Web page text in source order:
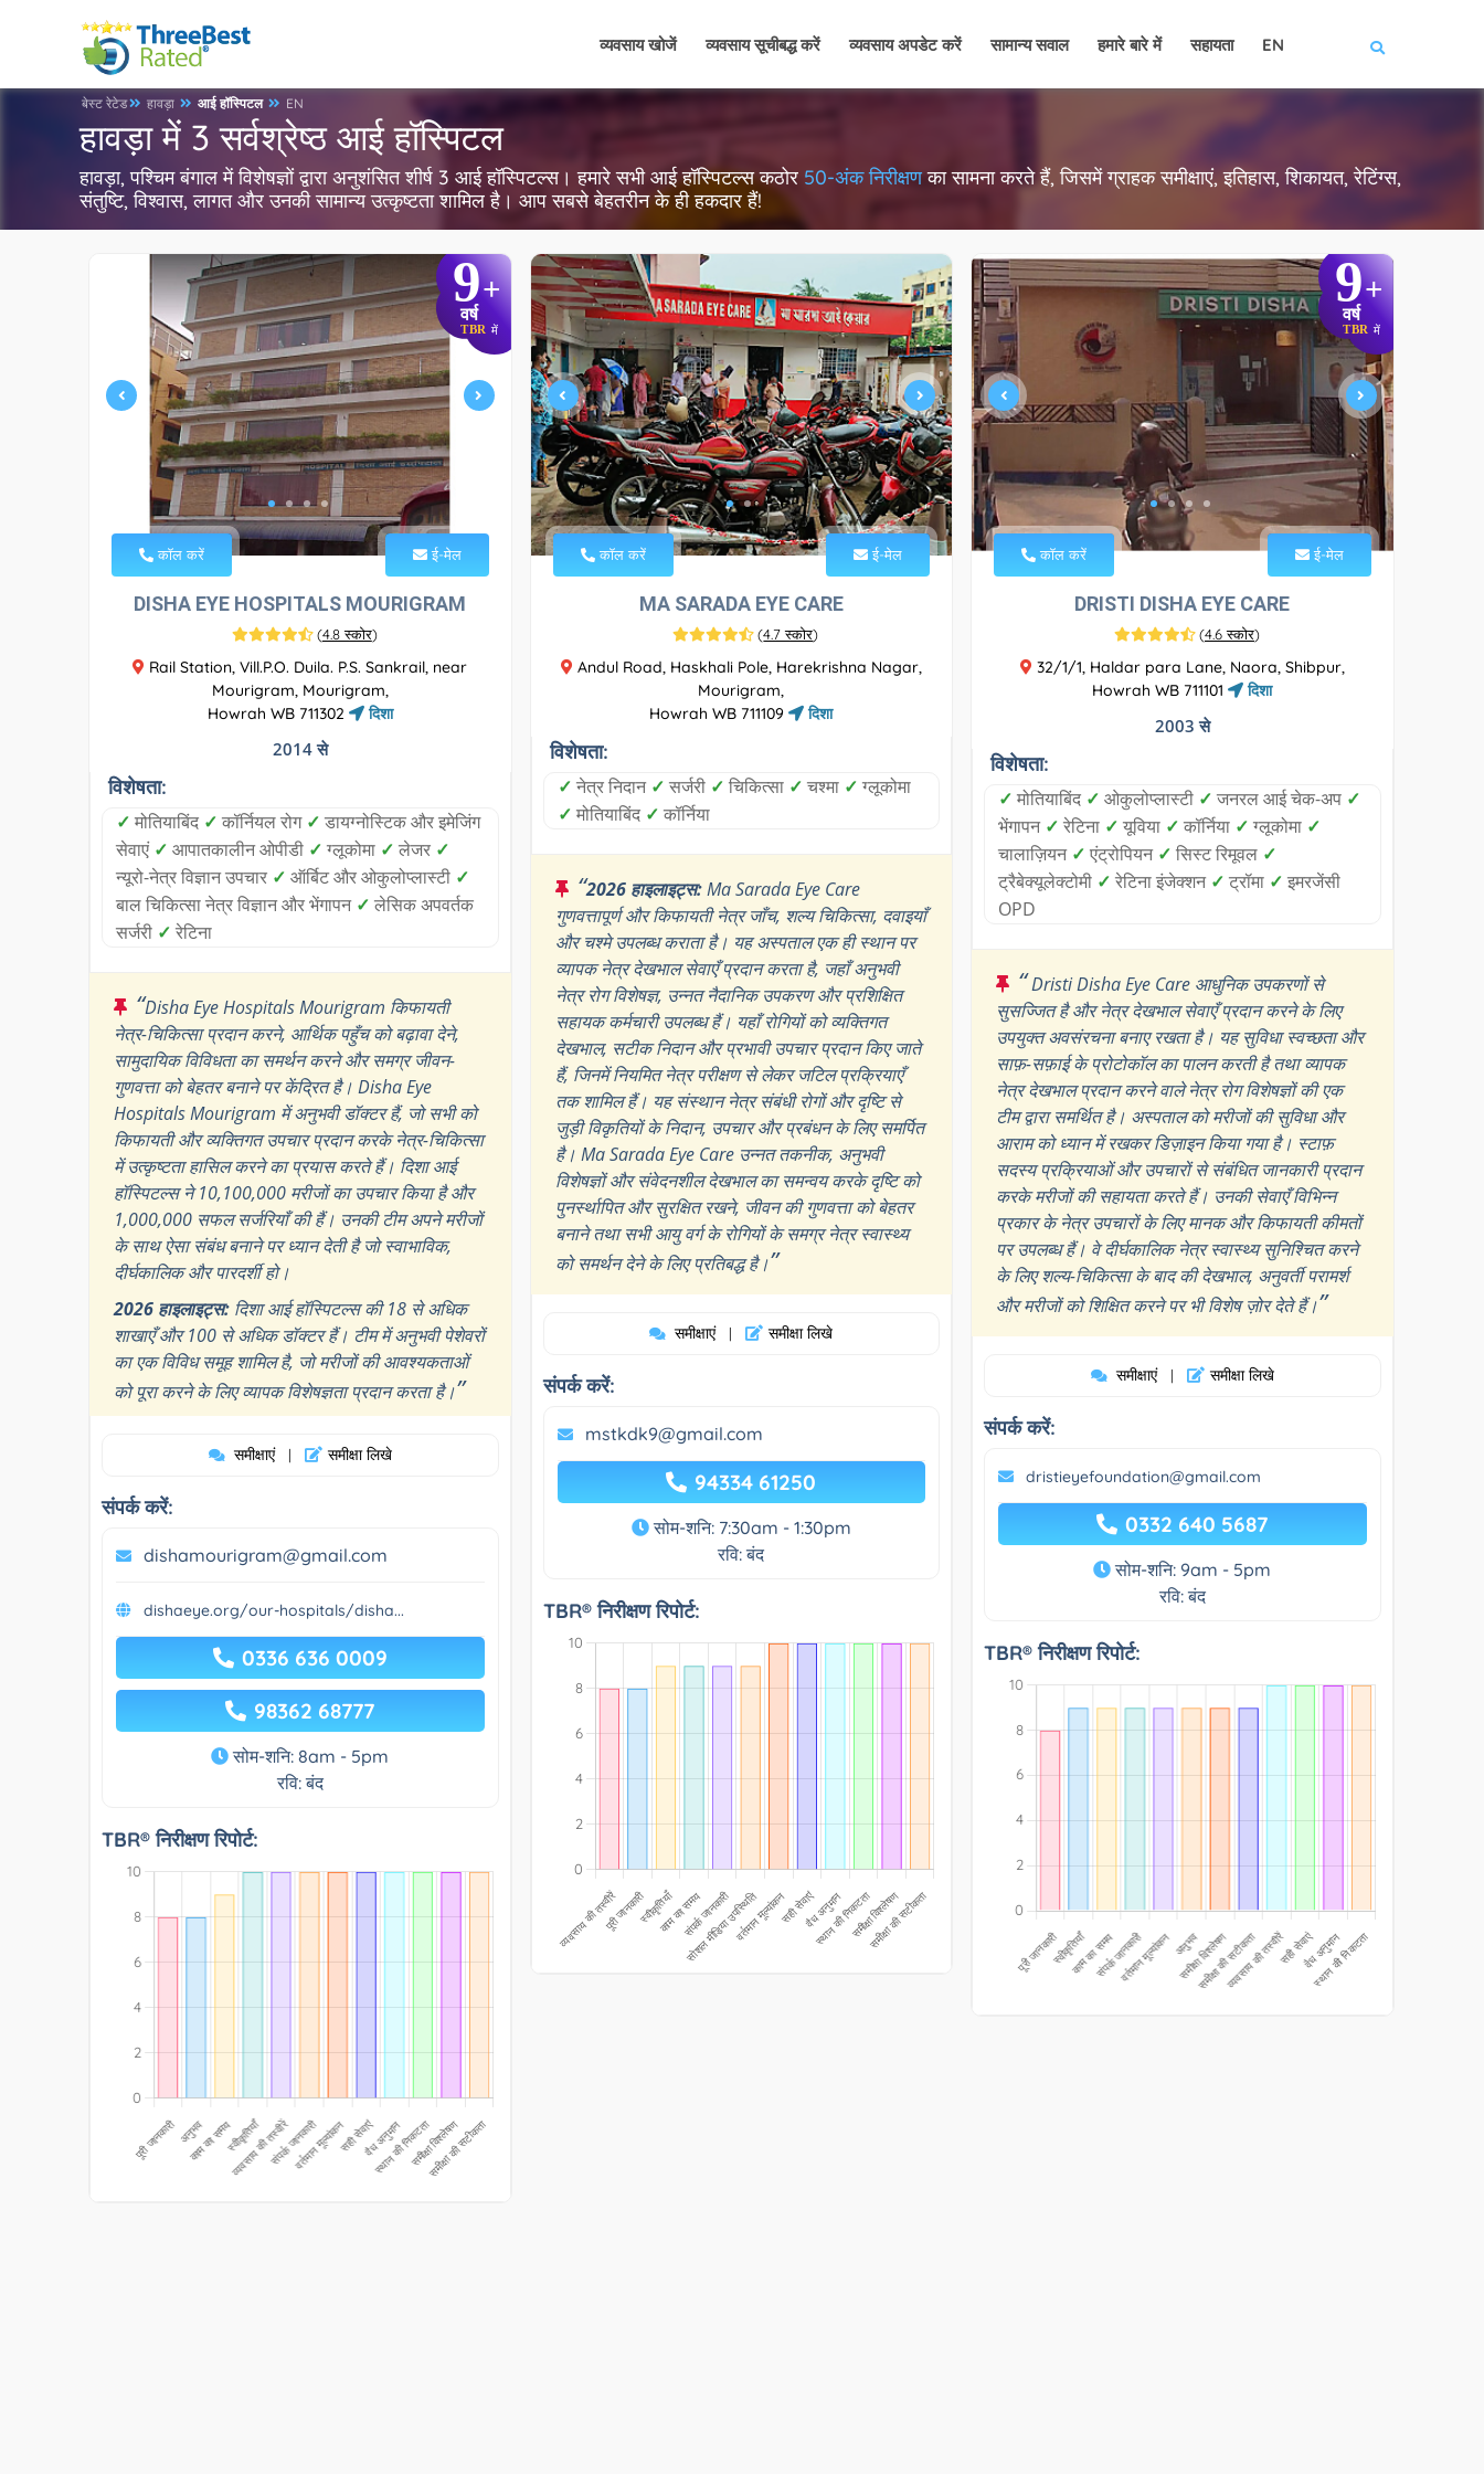
व्यवसाय खोजें व्यवसाय सूचीबद्ध करें व्यवसाय अपडेट करें सामान्य सवाल हमारे बारे में सहायता EN
बेस्ट रेटेड हावड़ा आई हॉस्पिटल EN
हावड़ा में 3 सर्वश्रेष्ठ आई हॉस्पिटल
हावड़ा, पश्चिम बंगाल में विशेषज्ञों द्वारा अनुशंसित शीर्ष 3 आई हॉस्पिटल्स। हमारे सभी आई हॉस्पिटल्स कठोर 50-अंक निरीक्षणका सामना करते हैं, जिसमें ग्राहक समीक्षाएं, इतिहास, शिकायत, रेटिंग्स,
संतुष्टि, विश्वास, लागत और उनकी सामान्य उत्कृष्टता शामिल है। आप सबसे बेहतरीन के ही हकदार हैं!
9+
वर्ष
TBR में
कॉल करें ई-मेल
DISHA EYE HOSPITALS MOURIGRAM
(4.8 स्कोर)
Rail Station, Vill.P.O. Duila. P.S. Sankrail, near
Mourigram, Mourigram,
Howrah WB 711302
दिशा
2014 से
विशेषता:
✓ मोतियाबिंद ✓ कॉर्नियल रोग ✓ डायग्नोस्टिक और इमेजिंग
सेवाएं ✓ आपातकालीन ओपीडी ✓ ग्लूकोमा ✓ लेजर ✓
न्यूरो-नेत्र विज्ञान उपचार ✓ ऑर्बिट और ओकुलोप्लास्टी ✓
बाल चिकित्सा नेत्र विज्ञान और भेंगापन ✓ लेसिक अपवर्तक
सर्जरी ✓ रेटिना
“Disha Eye Hospitals Mourigram किफायती
नेत्र-चिकित्सा प्रदान करने, आर्थिक पहुँच को बढ़ावा देने,
सामुदायिक विविधता का समर्थन करने और समग्र जीवन-
गुणवत्ता को बेहतर बनाने पर केंद्रित है। Disha Eye
Hospitals Mourigram में अनुभवी डॉक्टर हैं, जो सभी को
किफायती और व्यक्तिगत उपचार प्रदान करके नेत्र-चिकित्सा
में उत्कृष्टता हासिल करने का प्रयास करते हैं। दिशा आई
हॉस्पिटल्स ने 10,100,000 मरीजों का उपचार किया है और
1,000,000 सफल सर्जरियाँ की हैं। उनकी टीम अपने मरीजों
के साथ ऐसा संबंध बनाने पर ध्यान देती है जो स्वाभाविक,
दीर्घकालिक और पारदर्शी हो।
2026 हाइलाइट्स: दिशा आई हॉस्पिटल्स की 18 से अधिक
शाखाएँ और 100 से अधिक डॉक्टर हैं। टीम में अनुभवी पेशेवरों
का एक विविध समूह शामिल है, जो मरीजों की आवश्यकताओं
को पूरा करने के लिए व्यापक विशेषज्ञता प्रदान करता है।”
समीक्षाएं | समीक्षा लिखे
संपर्क करें:
dishamourigram@gmail.com
dishaeye.org/our-hospitals/disha...
0336 636 0009
98362 68777
सोम-शनि: 8am - 5pm
रवि: बंद
TBR® निरीक्षण रिपोर्ट:
कॉल करें ई-मेल
MA SARADA EYE CARE
(4.7 स्कोर)
Andul Road, Haskhali Pole, Harekrishna Nagar,
Mourigram,
Howrah WB 711109
दिशा
विशेषता:
✓ नेत्र निदान ✓ सर्जरी ✓ चिकित्सा ✓ चश्मा ✓ ग्लूकोमा
✓ मोतियाबिंद ✓ कॉर्निया
“2026 हाइलाइट्स:Ma Sarada Eye Care
गुणवत्तापूर्ण और किफायती नेत्र जाँच, शल्य चिकित्सा, दवाइयाँ
और चश्मे उपलब्ध कराता है। यह अस्पताल एक ही स्थान पर
व्यापक नेत्र देखभाल सेवाएँ प्रदान करता है, जहाँ अनुभवी
नेत्र रोग विशेषज्ञ, उन्नत नैदानिक उपकरण और प्रशिक्षित
सहायक कर्मचारी उपलब्ध हैं। यहाँ रोगियों को व्यक्तिगत
देखभाल, सटीक निदान और प्रभावी उपचार प्रदान किए जाते
हैं, जिनमें नियमित नेत्र परीक्षण से लेकर जटिल प्रक्रियाएँ
तक शामिल हैं। यह संस्थान नेत्र संबंधी रोगों और दृष्टि से
जुड़ी विकृतियों के निदान, उपचार और प्रबंधन के लिए समर्पित
है। Ma Sarada Eye Care उन्नत तकनीक, अनुभवी
विशेषज्ञों और संवेदनशील देखभाल का समन्वय करके दृष्टि को
पुनर्स्थापित और सुरक्षित रखने, जीवन की गुणवत्ता को बेहतर
बनाने तथा सभी आयु वर्ग के रोगियों के समग्र नेत्र स्वास्थ्य
को समर्थन देने के लिए प्रतिबद्ध है।”
समीक्षाएं | समीक्षा लिखे
संपर्क करें:
mstkdk9@gmail.com
94334 61250
सोम-शनि: 7:30am - 1:30pm
रवि: बंद
TBR® निरीक्षण रिपोर्ट:
9+
वर्ष
TBR में
कॉल करें ई-मेल
DRISTI DISHA EYE CARE
(4.6 स्कोर)
32/1/1, Haldar para Lane, Naora, Shibpur,
Howrah WB 711101
दिशा
2003 से
विशेषता:
✓ मोतियाबिंद ✓ ओकुलोप्लास्टी ✓ जनरल आई चेक-अप ✓
भेंगापन ✓ रेटिना ✓ यूविया ✓ कॉर्निया ✓ ग्लूकोमा ✓
चालाज़ियन ✓ एंट्रोपियन ✓ सिस्ट रिमूवल ✓
ट्रैबेक्यूलेक्टोमी ✓ रेटिना इंजेक्शन ✓ ट्रॉमा ✓ इमरजेंसी
OPD
“Dristi Disha Eye Care आधुनिक उपकरणों से
सुसज्जित है और नेत्र देखभाल सेवाएँ प्रदान करने के लिए
उपयुक्त अवसंरचना बनाए रखता है। यह सुविधा स्वच्छता और
साफ़-सफ़ाई के प्रोटोकॉल का पालन करती है तथा व्यापक
नेत्र देखभाल प्रदान करने वाले नेत्र रोग विशेषज्ञों की एक
टीम द्वारा समर्थित है। अस्पताल को मरीजों की सुविधा और
आराम को ध्यान में रखकर डिज़ाइन किया गया है। स्टाफ़
सदस्य प्रक्रियाओं और उपचारों से संबंधित जानकारी प्रदान
करके मरीजों की सहायता करते हैं। उनकी सेवाएँ विभिन्न
प्रकार के नेत्र उपचारों के लिए मानक और किफायती कीमतों
पर उपलब्ध हैं। वे दीर्घकालिक नेत्र स्वास्थ्य सुनिश्चित करने
के लिए शल्य-चिकित्सा के बाद की देखभाल, अनुवर्ती परामर्श
और मरीजों को शिक्षित करने पर भी विशेष ज़ोर देते हैं।”
समीक्षाएं | समीक्षा लिखे
संपर्क करें:
dristieyefoundation@gmail.com
0332 640 5687
सोम-शनि: 9am - 5pm
रवि: बंद
TBR® निरीक्षण रिपोर्ट: